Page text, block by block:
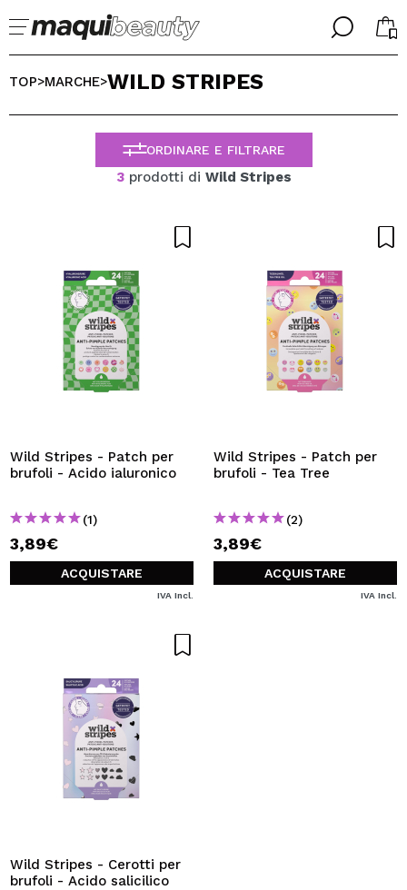
╳
BENVENUTO!
Non ho un account qui
Creando un account su Maquibeauty.it potrai fare i tuoi
acquisti velocemente, controllare lo stato dei tuoi ordini e
consultare le tue operazioni precedenti.
CREARE UN ACCOUNT
╳
SELEZIONA LA TUA LINGUA
ITALIANO
ESPAÑOL
ENGLISH
PORTUGUESE
TOP>MARCHE>WILD STRIPES
ORDINARE E FILTRARE
3prodotti di Wild Stripes
Wild Stripes - Patch per
brufoli - Acido ialuronico
(1)
3,89€
ACQUISTARE
IVA Incl.
Wild Stripes - Patch per
brufoli - Tea Tree
(2)
3,89€
ACQUISTARE
IVA Incl.
Wild Stripes - Cerotti per
brufoli - Acido salicilico